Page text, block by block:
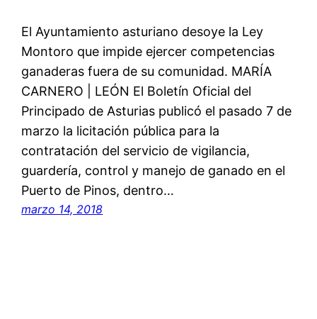
El Ayuntamiento asturiano desoye la Ley
Montoro que impide ejercer competencias
ganaderas fuera de su comunidad. MARÍA
CARNERO | LEÓN El Boletín Oficial del
Principado de Asturias publicó el pasado 7 de
marzo la licitación pública para la
contratación del servicio de vigilancia,
guardería, control y manejo de ganado en el
Puerto de Pinos, dentro…
marzo 14, 2018